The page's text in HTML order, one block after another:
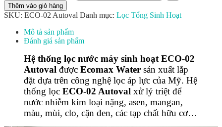
Thêm vào giỏ hàng
SKU: ECO-02 Autoval Danh mục: Lọc Tổng Sinh Hoạt
Mô tả sản phẩm
Đánh giá sản phẩm
Hệ thống lọc nước máy sinh hoạt ECO-02
Autoval được Ecomax Water sản xuất lắp
đặt dựa trên công nghệ lọc áp lực của Mỹ. Hệ
thống lọc ECO-02 Autoval xử lý triệt để
nước nhiễm kim loại nặng, asen, mangan,
màu, mùi, clo, cặn đen, các tạp chất hữu cơ…